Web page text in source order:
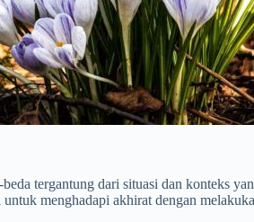
tergantung dari situasi dan konteks
menghadapi akhirat dengan